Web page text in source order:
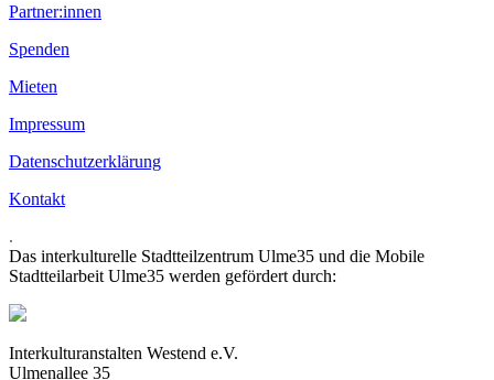
Partner:innen
Spenden
Mieten
Impressum
Datenschutzerklärung
Kontakt
.
Das interkulturelle Stadtteilzentrum Ulme35 und die Mobile
Stadtteilarbeit Ulme35 werden gefördert durch:
Interkulturanstalten Westend e.V.
Ulmenallee 35